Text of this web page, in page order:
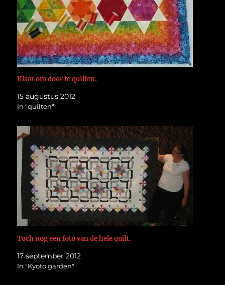
Klaar om door te quilten.
15 augustus 2012
In "quilten"
Toch nog een foto van de hele quilt.
17 september 2012
In "Kyoto garden"